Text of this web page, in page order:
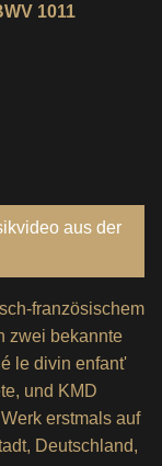
1011
aus der
französischem
zwei bekannte
le divin enfant'
und KMD
erstmals auf
Deutschland,